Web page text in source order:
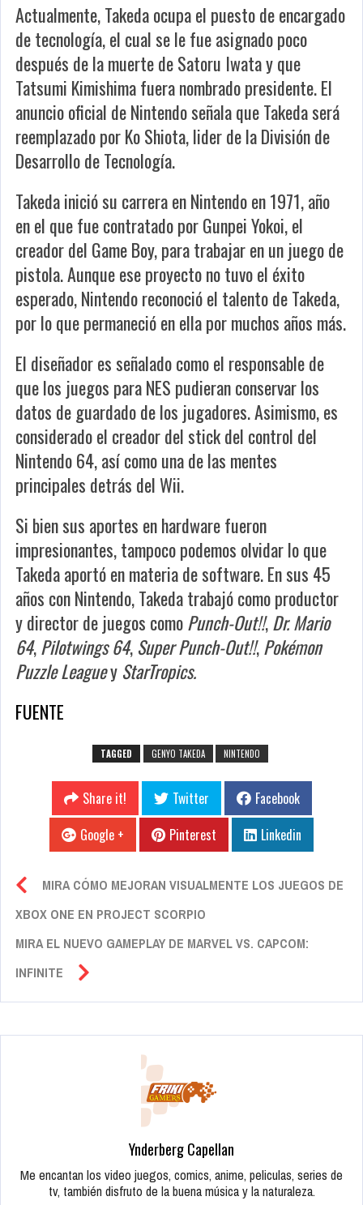
Actualmente, Takeda ocupa el puesto de encargado
de tecnología, el cual se le fue asignado poco
después de la muerte de Satoru Iwata y que
Tatsumi Kimishima fuera nombrado presidente. El
anuncio oficial de Nintendo señala que Takeda será
reemplazado por Ko Shiota, lider de la División de
Desarrollo de Tecnología.
Takeda inició su carrera en Nintendo en 1971, año
en el que fue contratado por Gunpei Yokoi, el
creador del Game Boy, para trabajar en un juego de
pistola. Aunque ese proyecto no tuvo el éxito
esperado, Nintendo reconoció el talento de Takeda,
por lo que permaneció en ella por muchos años más.
El diseñador es señalado como el responsable de
que los juegos para NES pudieran conservar los
datos de guardado de los jugadores. Asimismo, es
considerado el creador del stick del control del
Nintendo 64, así como una de las mentes
principales detrás del Wii.
Si bien sus aportes en hardware fueron
impresionantes, tampoco podemos olvidar lo que
Takeda aportó en materia de software. En sus 45
años con Nintendo, Takeda trabajó como productor
y director de juegos comoPunch-Out!!,Dr. Mario
64,Pilotwings 64, Super Punch-Out!!,Pokémon
Puzzle Leaguey StarTropics.
FUENTE
TAGGED GENYO TAKEDA NINTENDO
Share it! Twitter
Facebook
Google +
Pinterest Linkedin
MIRA CÓMO MEJORAN VISUALMENTE LOS JUEGOS DE
XBOX ONE EN PROJECT SCORPIO
MIRA EL NUEVO GAMEPLAY DE MARVEL VS. CAPCOM:
INFINITE
Ynderberg Capellan
Me encantan los video juegos, comics, anime, peliculas, series de
tv, también disfruto de la buena música y la naturaleza.